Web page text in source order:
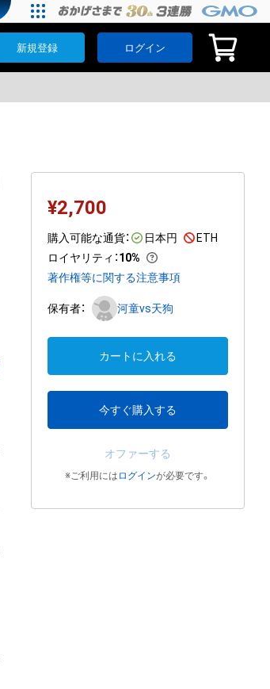
新規登録 ログイン
¥2,700
購入可能な通貨： 日本円
ETH
ロイヤリティ ：10%
著作権等に関する注意事項
保有者： 河童vs天狗
カートに入れる
今すぐ購入する
オファーする
※ご利用には ログインが必要です。